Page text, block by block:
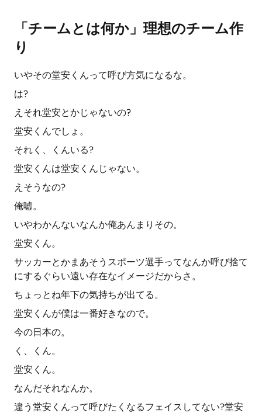
「チームとは何か」理想のチーム作
り
いやその堂安くんって呼び方気になるな。
は?
えそれ堂安とかじゃないの?
堂安くんでしょ。
それく、くんいる?
堂安くんは堂安くんじゃない。
えそうなの?
俺嘘。
いやわかんないなんか俺あんまりその。
堂安くん。
サッカーとかまあそうスポーツ選手ってなんか呼び捨て
にするぐらい遠い存在なイメージだからさ。
ちょっとね年下の気持ちが出てる。
堂安くんが僕は一番好きなので。
今の日本の。
く、くん。
堂安くん。
なんだそれなんか。
違う堂安くんって呼びたくなるフェイスしてない?堂安